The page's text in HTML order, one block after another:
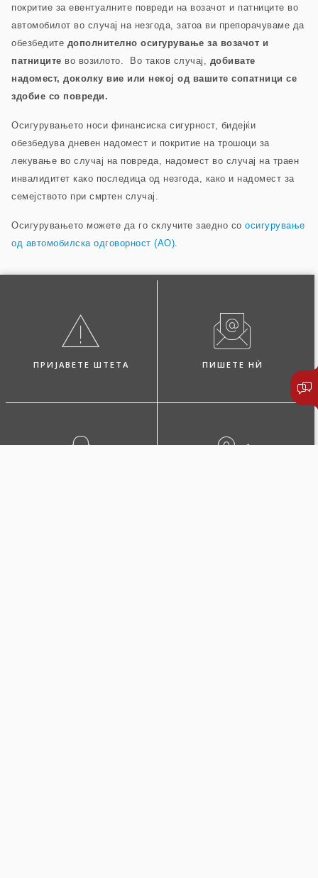
покритие за евентуалните повреди на возачот и патниците во
автомобилот во случај на незгода, затоа ви препорачуваме да
обезбедите дополнително осигурување за возачот и
патниците во возилото. Во таков случај, добивате
надомест, доколку вие или некој од вашите сопатници се
здобие со повреди.
Осигурувањето носи финансиска сигурност, бидејќи
обезбедува дневен надомест и покритие на трошоци за
лекување во случај на повреда, надомест во случај на траен
инвалидитет како последица од незгода, како и надомест за
семејството при смртен случај.
Осигурувањето можете да го склучите заедно со осигурување
од автомобилска одговорност (AO)
ПРИЈАВЕТЕ ШТЕТА ПИШЕТЕ НЍ